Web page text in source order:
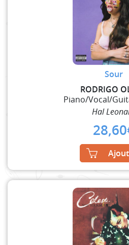
Sour
RODRIGO
Piano/Vocal/
Hal
28,60